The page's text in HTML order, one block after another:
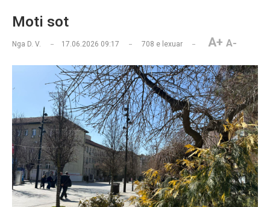
Moti sot
Nga D. V. 17.06.2026 09:17 708 e lexuar A+ A-